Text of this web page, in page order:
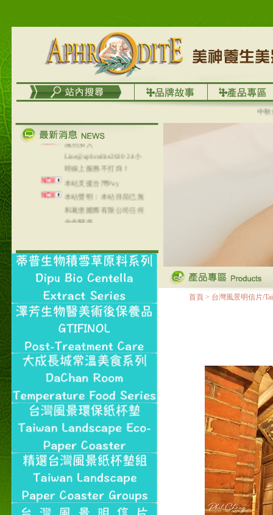
中秋優
列，可以郵寄至部分亞太
在外租屋者、居住處無管
理員、不方便在工作地點
取件者，歡迎多多使用
【郵局i郵箱】的服務喔～
【i郵箱】設立的地點，請
成功加入
Line@aphrodite2020 24小
時線上服務不打烊！
本站支援台灣Pay
本站聲明：本站目前已無
和葛堡國際有限公司任何
合作關係
本站支援支付宝
NT$320(RMB￥71.00)
首頁 > 台灣風景明信片/